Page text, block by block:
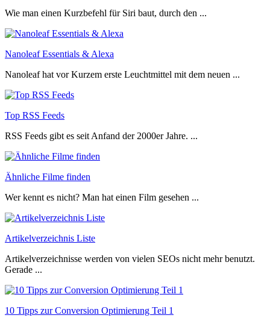
Wie man einen Kurzbefehl für Siri baut, durch den ...
Nanoleaf Essentials & Alexa
Nanoleaf hat vor Kurzem erste Leuchtmittel mit dem neuen ...
Top RSS Feeds
RSS Feeds gibt es seit Anfand der 2000er Jahre. ...
Ähnliche Filme finden
Wer kennt es nicht? Man hat einen Film gesehen ...
Artikelverzeichnis Liste
Artikelverzeichnisse werden von vielen SEOs nicht mehr benutzt.
Gerade ...
10 Tipps zur Conversion Optimierung Teil 1